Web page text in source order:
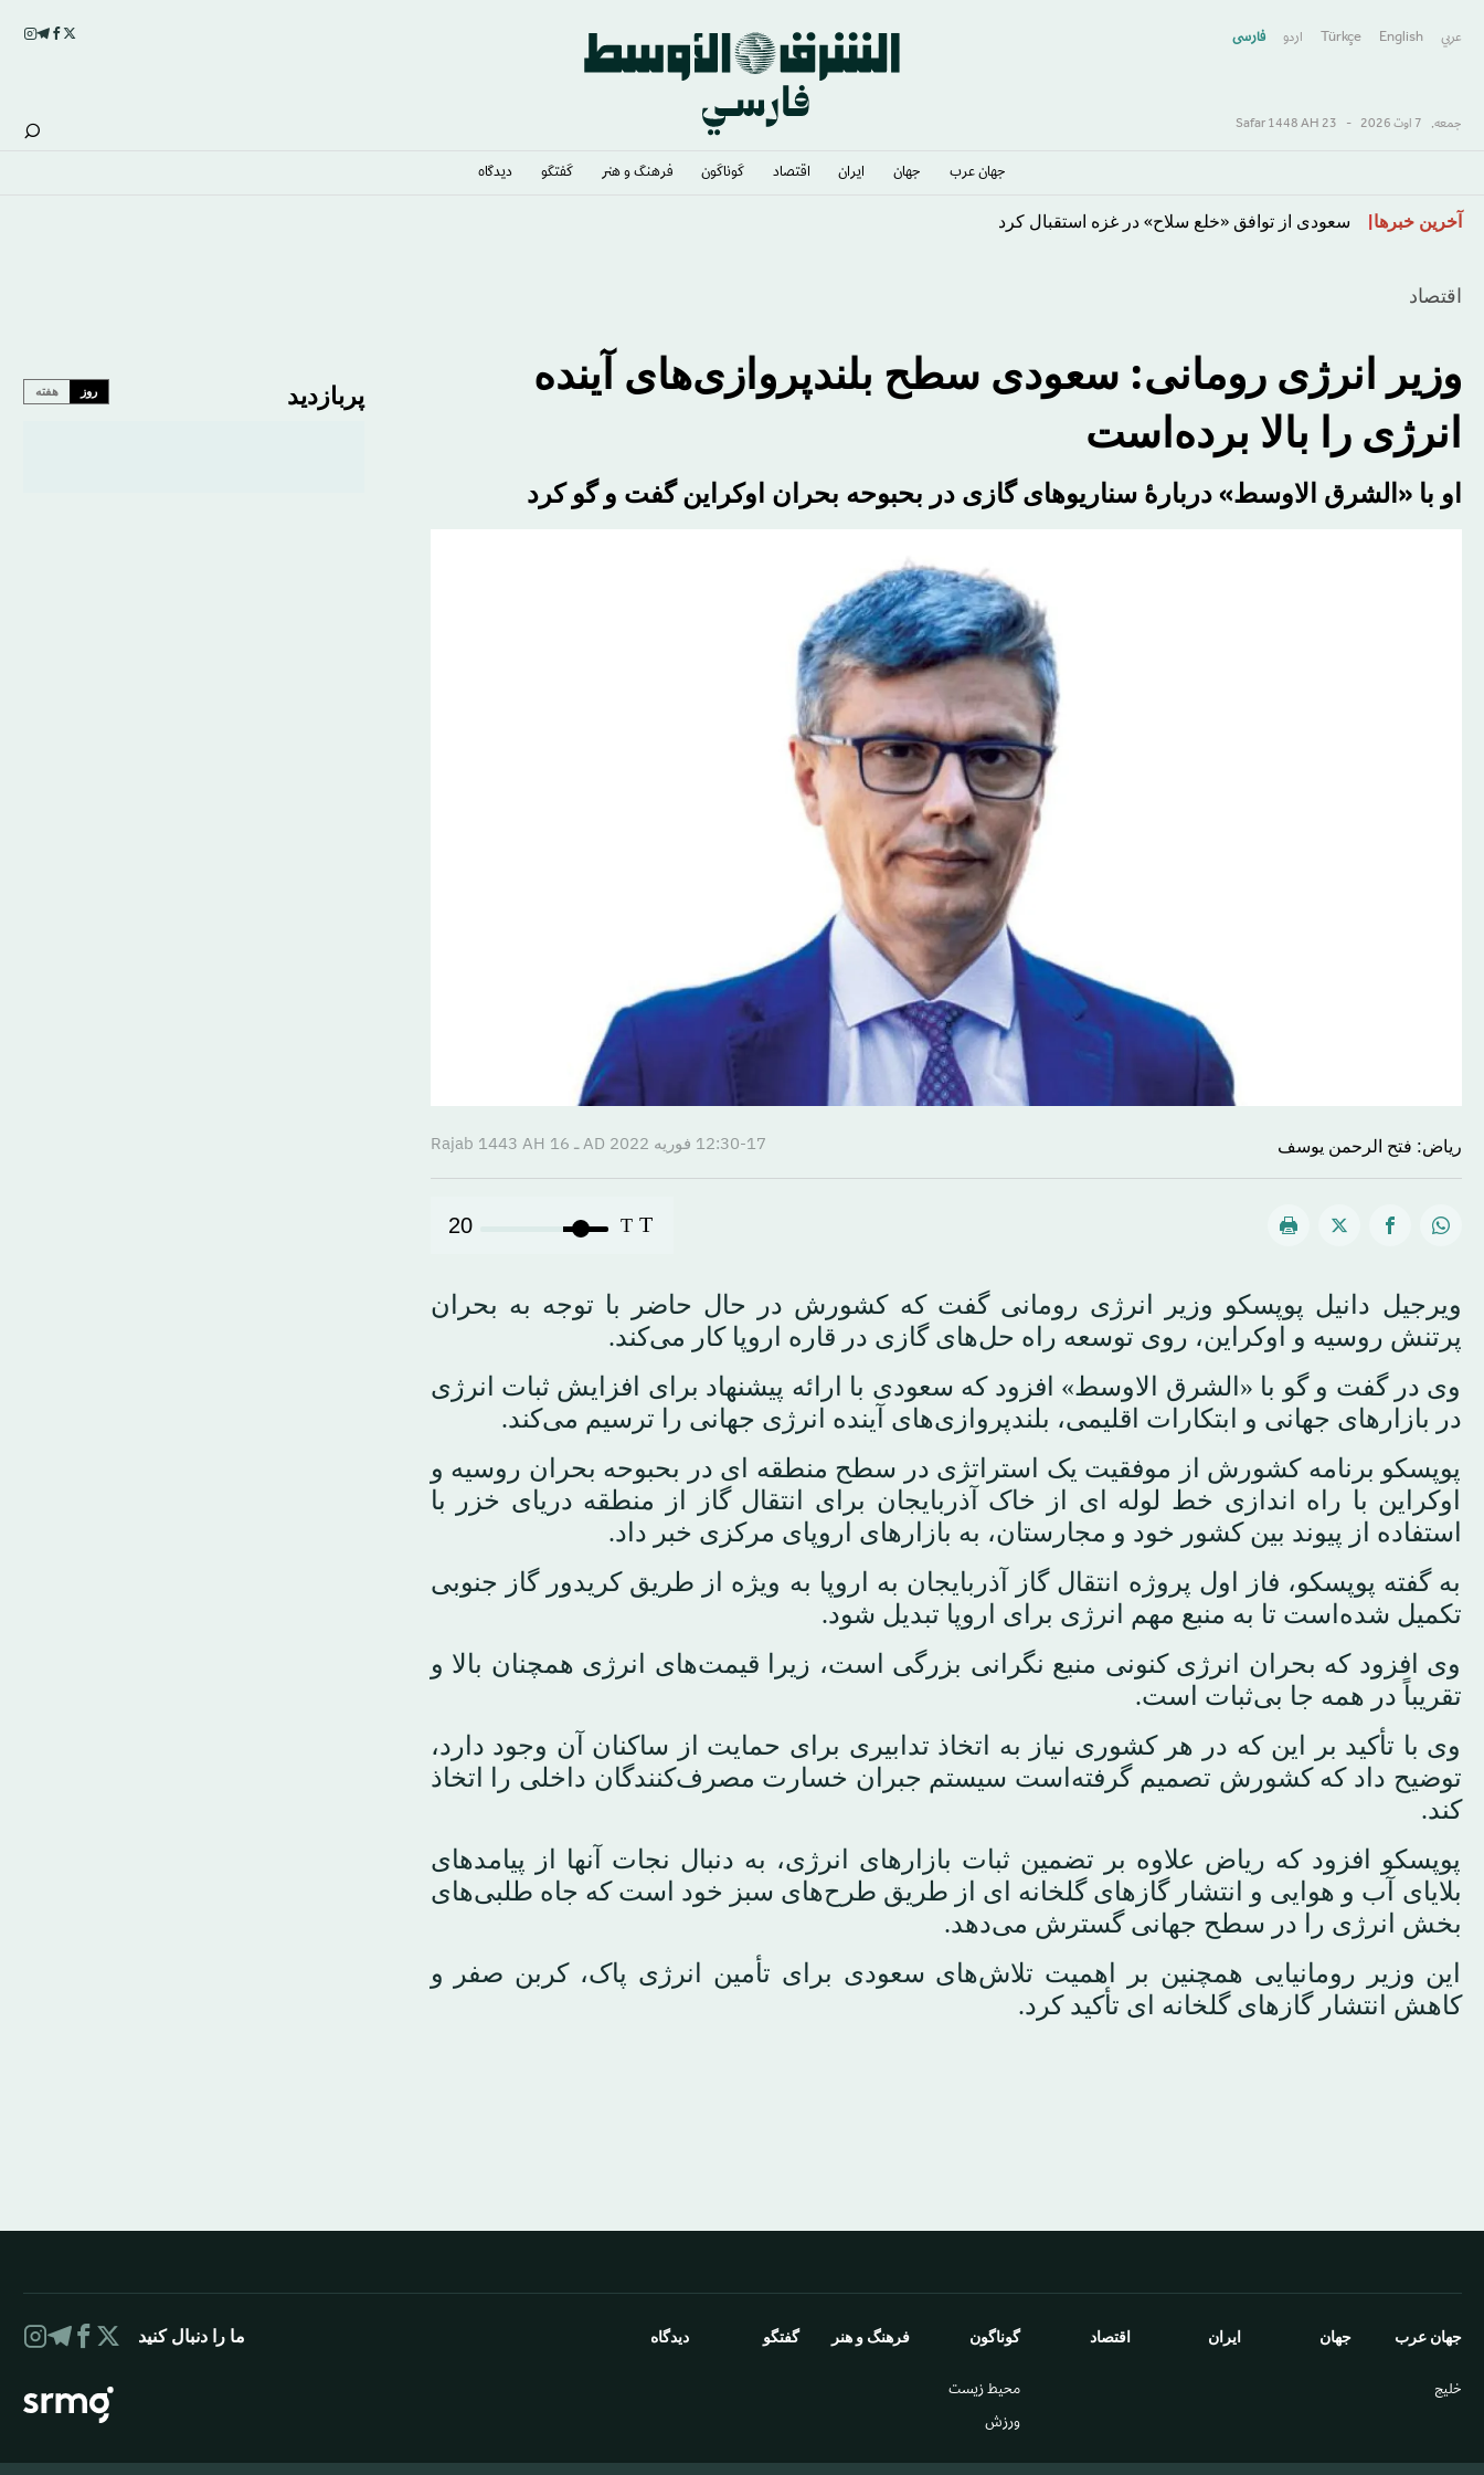
عربي English
Türkçe اردو فارسى
جمعه, 7 اوت 2026 -
23 Safar 1448 AH
جهان عرب جهان ایران اقتصاد گوناگون فرهنگ و هنر گفتگو دیدگاه
رفتن
اصلی
آخرین خبرها سعودی از توافق «خلع سلاح» در غزه استقبال کرد
اقتصاد
وزیر انرژی رومانی: سعودی سطح بلندپروازی‌های آینده
انرژی را بالا برده‌است
او با «الشرق الاوسط» دربارهٔ سناریوهای گازی در بحبوحه بحران اوکراین گفت و گو کرد
ریاض: فتح الرحمن یوسف 12:30-17 فوریه 2022 AD ـ 16 Rajab 1443 AH
T
T
20
ویرجیل دانیل پوپسکو وزیر انرژی رومانی گفت که کشورش در حال حاضر با توجه به بحران
پرتنش روسیه و اوکراین، روی توسعه راه حل‌های گازی در قاره اروپا کار می‌کند.
وی در گفت و گو با «الشرق الاوسط» افزود که سعودی با ارائه پیشنهاد برای افزایش ثبات انرژی
در بازارهای جهانی و ابتکارات اقلیمی، بلندپروازی‌های آینده انرژی جهانی را ترسیم می‌کند.
پوپسکو برنامه کشورش از موفقیت یک استراتژی در سطح منطقه ای در بحبوحه بحران روسیه و
اوکراین با راه اندازی خط لوله ای از خاک آذربایجان برای انتقال گاز از منطقه دریای خزر با
استفاده از پیوند بین کشور خود و مجارستان، به بازارهای اروپای مرکزی خبر داد.
به گفته پوپسکو، فاز اول پروژه انتقال گاز آذربایجان به اروپا به ویژه از طریق کریدور گاز جنوبی
تکمیل شده‌است تا به منبع مهم انرژی برای اروپا تبدیل شود.
وی افزود که بحران انرژی کنونی منبع نگرانی بزرگی است، زیرا قیمت‌های انرژی همچنان بالا و
تقریباً در همه جا بی‌ثبات است.
وی با تأکید بر این که در هر کشوری نیاز به اتخاذ تدابیری برای حمایت از ساکنان آن وجود دارد،
توضیح داد که کشورش تصمیم گرفته‌است سیستم جبران خسارت مصرف‌کنندگان داخلی را اتخاذ
کند.
پوپسکو افزود که ریاض علاوه بر تضمین ثبات بازارهای انرژی، به دنبال نجات آنها از پیامدهای
بلایای آب و هوایی و انتشار گازهای گلخانه ای از طریق طرح‌های سبز خود است که جاه طلبی‌های
بخش انرژی را در سطح جهانی گسترش می‌دهد.
این وزیر رومانیایی همچنین بر اهمیت تلاش‌های سعودی برای تأمین انرژی پاک، کربن صفر و
کاهش انتشار گازهای گلخانه ای تأکید کرد.
پربازدید روز هفته
جهان عرب
خليج
جهان ایران اقتصاد گوناگون
محيط زيست
ورزش
فرهنگ و هنر گفتگو دیدگاه ما را دنبال کنید